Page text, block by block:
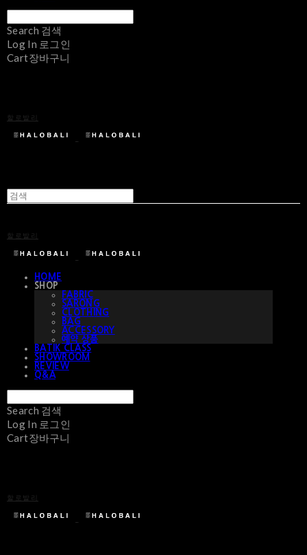
Search 검색
Log In 로그인
Cart장바구니
할로발리
할로발리
HOME
SHOP
FABRIC
SARONG
CLOTHING
BAG
ACCESSORY
예약 상품
BATIK CLASS
SHOWROOM
REVIEW
Q&A
Search 검색
Log In 로그인
Cart장바구니
할로발리